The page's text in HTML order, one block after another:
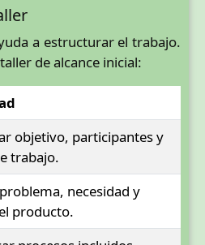
a estructurar el trabajo.
de alcance inicial:
objetivo, participantes y
trabajo.
necesidad y
producto.